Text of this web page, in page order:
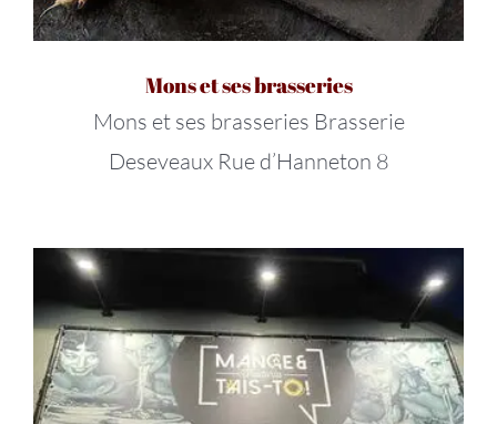
Mons et ses brasseries
Mons et ses brasseries Brasserie
Deseveaux Rue d’Hanneton 8